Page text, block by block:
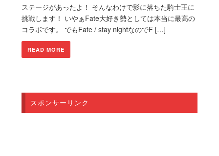
ステージがあったよ！ そんなわけで影に落ちた騎士王に
挑戦します！ いやぁFate大好き勢としては本当に最高の
コラボです。 でもFate / stay nightなのでF […]
READ MORE
スポンサーリンク